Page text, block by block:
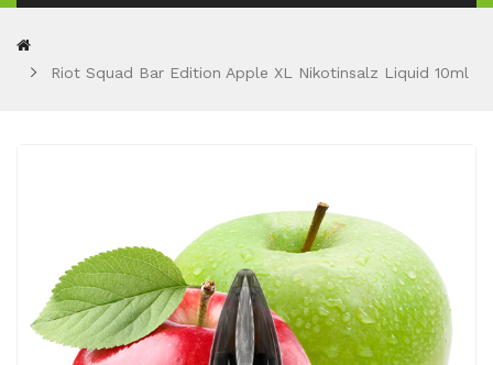
Riot Squad Bar Edition Apple XL Nikotinsalz Liquid 10ml